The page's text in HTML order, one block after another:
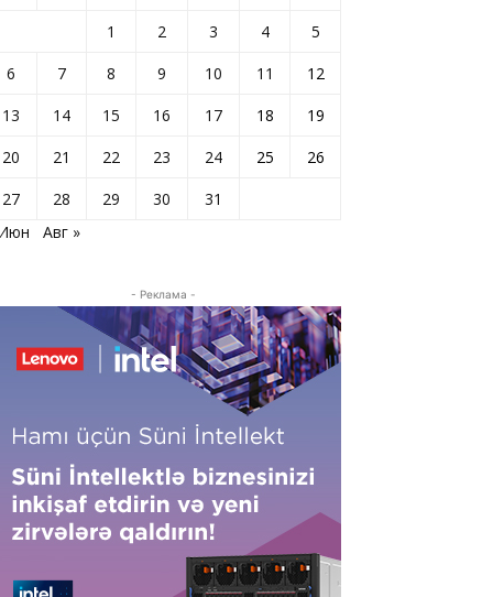
1 2 3 4
5
6
7 8 9 10 11
12
13
14 15 16 17 18
19
20
21 22 23 24 25
26
27
28 29 30
31
Авг »
- Реклама -